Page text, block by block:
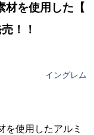
材を使用した【
！！
イングレム
を使用したアルミ